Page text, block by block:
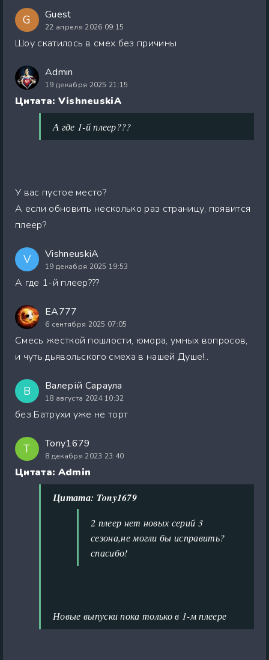
G Guest
22 апреля 2026 09:15
Шоу скатилось в смех без причины
Admin
19 декабря 2025 21:15
Цитата: VishneuskiA
А где 1-й плеер???
У вас пустое место?
А если обновить несколько раз страницу, появится
плеер?
V VishneuskiA
19 декабря 2025 19:53
А где 1-й плеер???
EA777
6 сентября 2025 07:05
Смесь жесткой пошлости, юмора, умных вопросов,
и чуть дьявольского смеха в нашей Душе!..
В Валерій Сараула
18 августа 2024 10:32
без Батрухи уже не торт
T Tony1679
8 декабря 2023 23:40
Цитата: Admin
Цитата: Tony1679
2 плеер нет новых серий 3
сезона,не могли бы исправить?
спасибо!
Новые выпуски пока только в 1-м плеере